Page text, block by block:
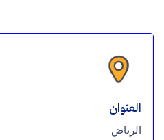
العنوان
الرياض